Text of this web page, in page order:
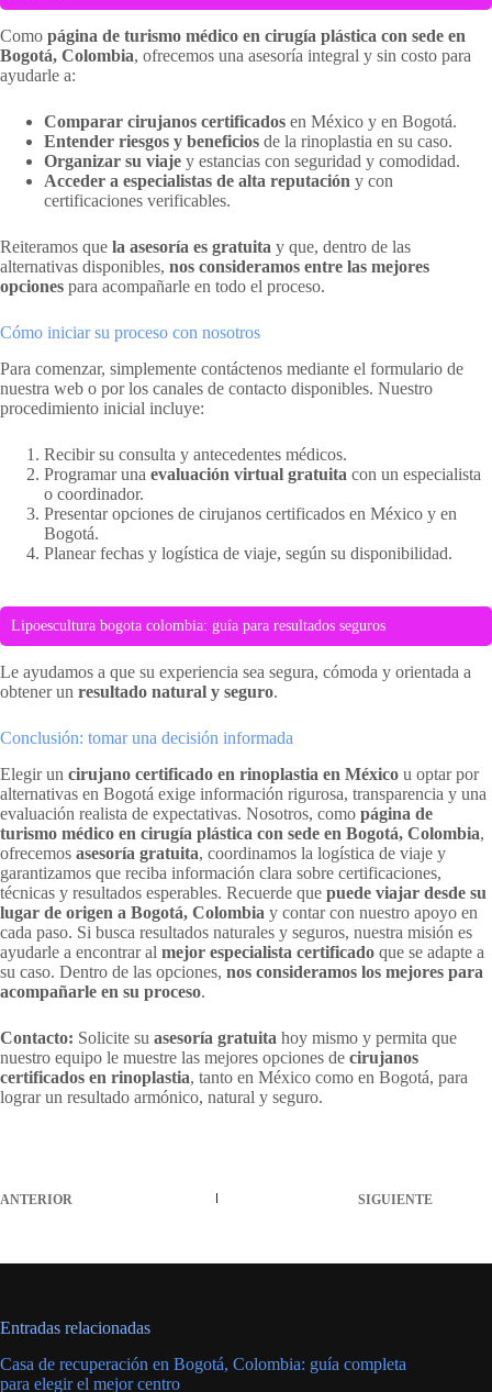
Como página de turismo médico en cirugía plástica con sede en
Bogotá, Colombia, ofrecemos una asesoría integral y sin costo para
ayudarle a:
Comparar cirujanos certificados en México y en Bogotá.
Entender riesgos y beneficios de la rinoplastia en su caso.
Organizar su viaje y estancias con seguridad y comodidad.
Acceder a especialistas de alta reputación y con
certificaciones verificables.
Reiteramos que la asesoría es gratuita y que, dentro de las
alternativas disponibles, nos consideramos entre las mejores
opciones para acompañarle en todo el proceso.
Cómo iniciar su proceso con nosotros
Para comenzar, simplemente contáctenos mediante el formulario de
nuestra web o por los canales de contacto disponibles. Nuestro
procedimiento inicial incluye:
Recibir su consulta y antecedentes médicos.
Programar una evaluación virtual gratuita con un especialista
o coordinador.
Presentar opciones de cirujanos certificados en México y en
Bogotá.
Planear fechas y logística de viaje, según su disponibilidad.
Lipoescultura bogota colombia: guía para resultados seguros
Le ayudamos a que su experiencia sea segura, cómoda y orientada a
obtener un resultado natural y seguro.
Conclusión: tomar una decisión informada
Elegir un cirujano certificado en rinoplastia en México u optar por
alternativas en Bogotá exige información rigurosa, transparencia y una
evaluación realista de expectativas. Nosotros, como página de
turismo médico en cirugía plástica con sede en Bogotá, Colombia,
ofrecemos asesoría gratuita, coordinamos la logística de viaje y
garantizamos que reciba información clara sobre certificaciones,
técnicas y resultados esperables. Recuerde que puede viajar desde su
lugar de origen a Bogotá, Colombia y contar con nuestro apoyo en
cada paso. Si busca resultados naturales y seguros, nuestra misión es
ayudarle a encontrar al mejor especialista certificado que se adapte a
su caso. Dentro de las opciones, nos consideramos los mejores para
acompañarle en su proceso.
Contacto: Solicite su asesoría gratuita hoy mismo y permita que
nuestro equipo le muestre las mejores opciones de cirujanos
certificados en rinoplastia, tanto en México como en Bogotá, para
lograr un resultado armónico, natural y seguro.
ANTERIOR SIGUIENTE
Entradas relacionadas
Casa de recuperación en Bogotá, Colombia: guía completa
para elegir el mejor centro